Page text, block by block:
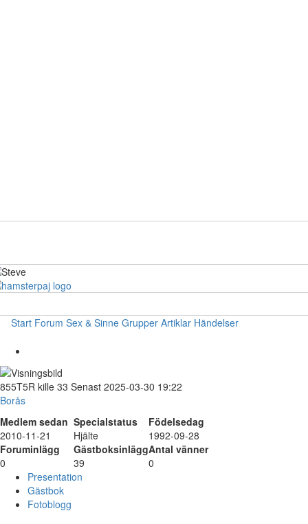
Start Forum Sex & Sinne Grupper Artiklar Händelser
855T5R kille 33 Senast 2025-03-30 19:22
Borås
Medlem sedan Specialstatus
Födelsedag
2010-11-21
Hjälte
1992-09-28
Foruminlägg
GästboksinläggAntal vänner
0
39
0
Presentation
Gästbok
Fotoblogg